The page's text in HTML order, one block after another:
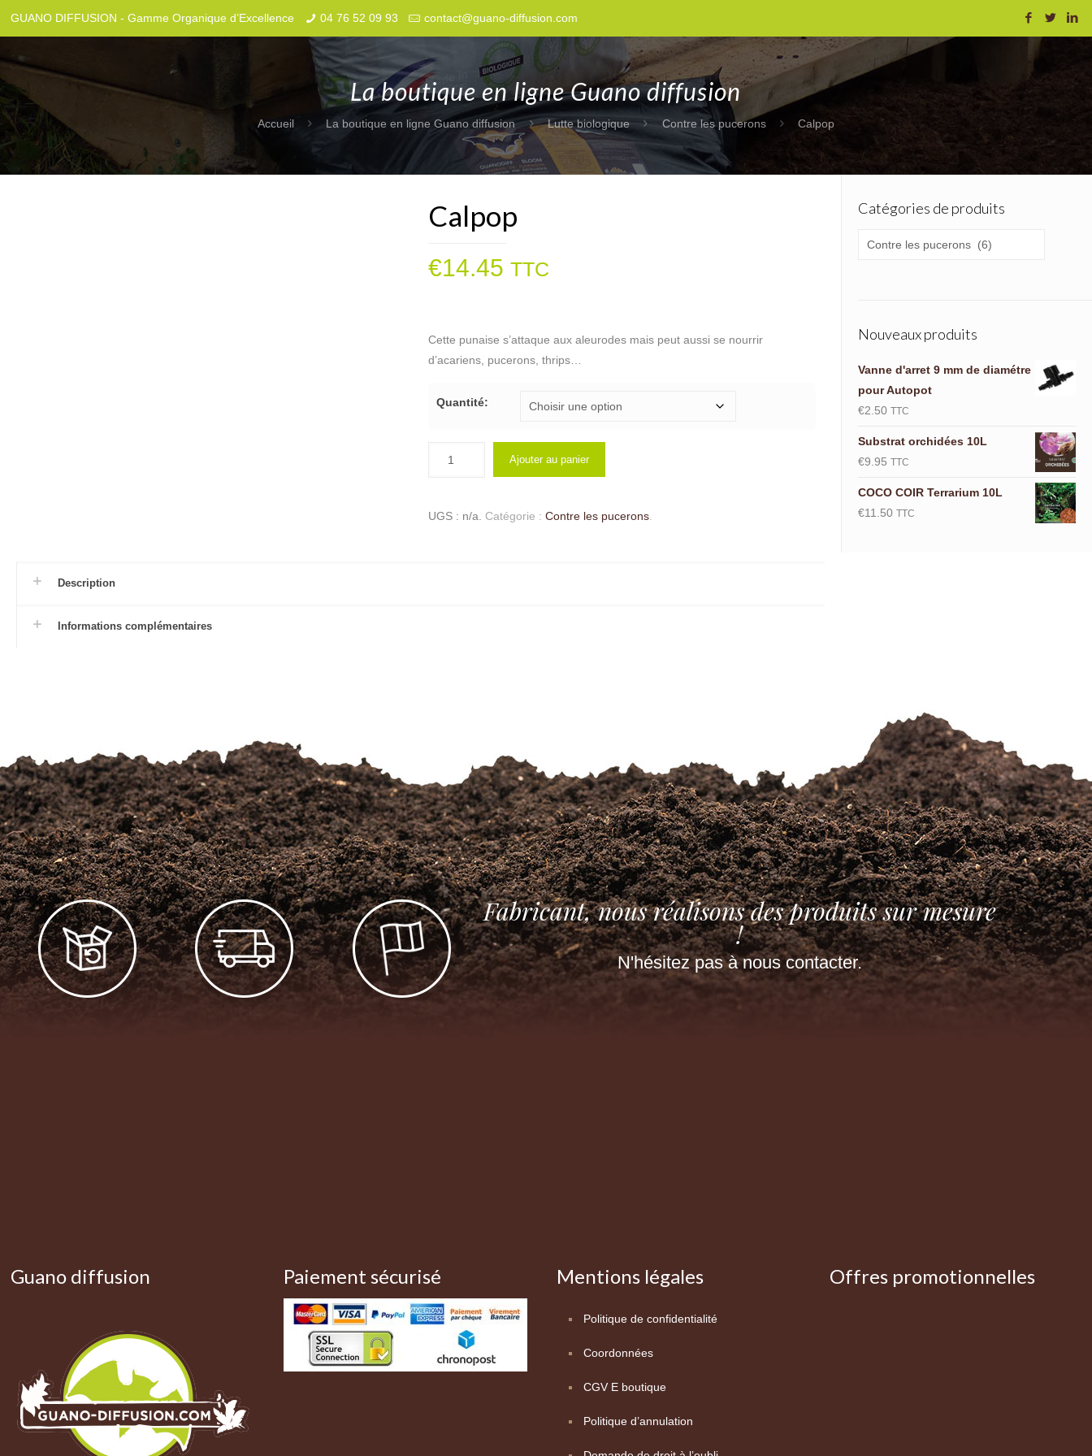
GUANO DIFFUSION - Gamme Organique d’Excellence 04 76 52 09 93 contact@guano-diffusion.com
La boutique en ligne Guano diffusion
Accueil La boutique en ligne Guano diffusion Lutte biologique Contre les pucerons Calpop
Calpop
€14.45 TTC
Cette punaise s’attaque aux aleurodes mais peut aussi se nourrir
d’acariens, pucerons, thrips…
Quantité:
Ajouter au panier
UGS : n/a Catégorie :Contre les pucerons
Description
Informations complémentaires
Catégories de produits
Nouveaux produits
Vanne d'arret 9 mm de diamétre
pour Autopot
€2.50 TTC
Substrat orchidées 10L
€9.95 TTC
COCO COIR Terrarium 10L
€11.50 TTC
Fabricant, nous réalisons des produits sur mesure
!
N'hésitez pas à nous contacter.
Guano diffusion Paiement sécurisé Mentions légales
Politique de confidentialité
Coordonnées
CGV E boutique
Politique d’annulation
Offres promotionnelles